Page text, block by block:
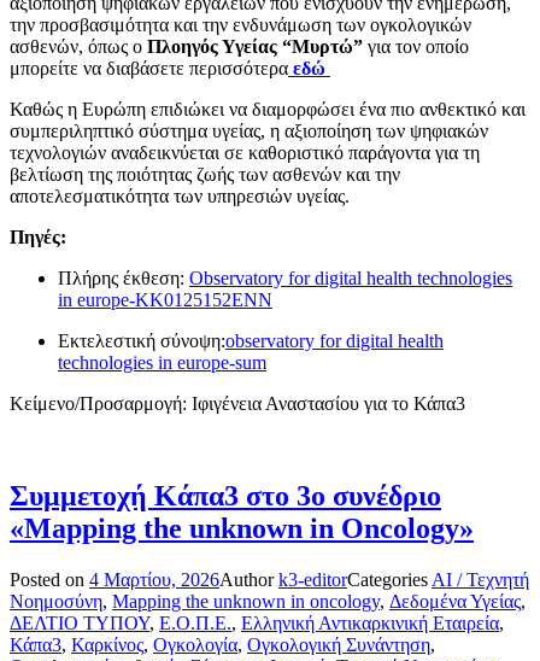
την προσβασιμότητα και την ενδυνάμωση των ογκολογικών
ασθενών, όπως ο Πλοηγός Υγείας “Μυρτώ” για τον οποίο
μπορείτε να διαβάσετε περισσότερα εδώ
Καθώς η Ευρώπη επιδιώκει να διαμορφώσει ένα πιο ανθεκτικό και
συμπεριληπτικό σύστημα υγείας, η αξιοποίηση των ψηφιακών
τεχνολογιών αναδεικνύεται σε καθοριστικό παράγοντα για τη
βελτίωση της ποιότητας ζωής των ασθενών και την
αποτελεσματικότητα των υπηρεσιών υγείας.
Πηγές:
Πλήρης έκθεση: Οbservatory for digital health technologies
in europe-KK0125152ENN
Εκτελεστική σύνοψη:observatory for digital health
technologies in europe-sum
Κείμενο/Προσαρμογή: Ιφιγένεια Αναστασίου για το Κάπα3
Συμμετοχή Κάπα3 στο 3o συνέδριο
«Mapping the unknown in Oncology»
Posted on 4 Μαρτίου, 2026Authork3-editorCategories AI / Τεχνητή
Νοημοσύνη, Mapping the unknown in oncology, Δεδομένα Υγείας,
ΔΕΛΤΙΟ ΤΥΠΟΥ, Ε.Ο.Π.Ε., Ελληνική Αντικαρκινική Εταιρεία,
Κάπα3, Καρκίνος, Ογκολογία, Ογκολογική Συνάντηση,